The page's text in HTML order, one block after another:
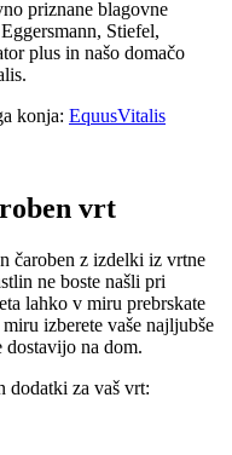
priznane blagovne
Stiefel,
plus in našo domačo
konja: EquusVitalis
vrt
čaroben z izdelki iz vrtne
ne boste našli pri
lahko v miru prebrskate
izberete vaše najljubše
dostavijo na dom.
dodatki za vaš vrt: